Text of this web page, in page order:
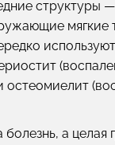
структуры
мягкие
остеомиелит
а целая